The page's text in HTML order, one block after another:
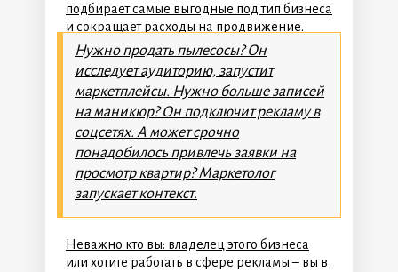
подбирает самые выгодные под тип бизнеса
и сокращает расходы на продвижение.
Нужно продать пылесосы? Он
исследует аудиторию, запустит
маркетплейсы. Нужно больше записей
на маникюр? Он подключит рекламу в
соцсетях. А может срочно
понадобилось привлечь заявки на
просмотр квартир? Маркетолог
запускает контекст.
Неважно кто вы: владелец этого бизнеса
или хотите работать в сфере рекламы – вы в